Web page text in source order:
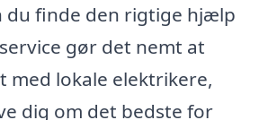
du finde den rigtige hjælp
gør det nemt at
med lokale elektrikere,
dig om det bedste for